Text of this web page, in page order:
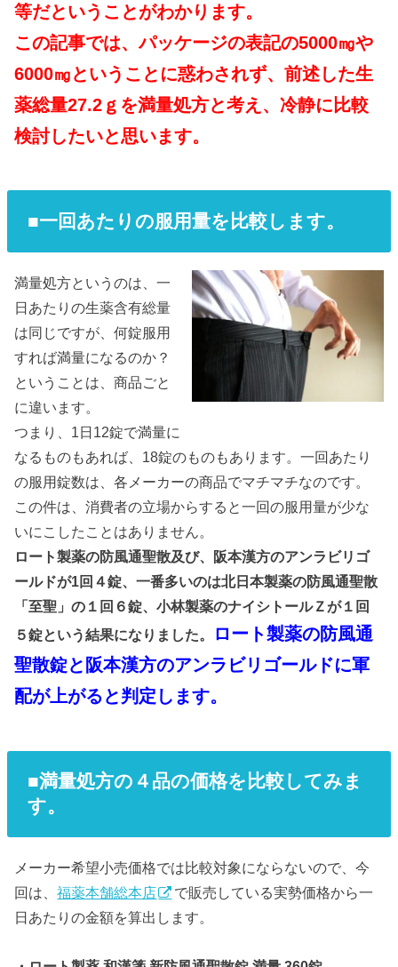
等だということがわかります。
この記事では、パッケージの表記の5000㎎や
6000㎎ということに惑わされず、前述した生
薬総量27.2ｇを満量処方と考え、冷静に比較
検討したいと思います。
■一回あたりの服用量を比較します。
満量処方というのは、一
日あたりの生薬含有総量
は同じですが、何錠服用
すれば満量になるのか？
ということは、商品ごと
に違います。
つまり、1日12錠で満量に
なるものもあれば、18錠のものもあります。一回あたり
の服用錠数は、各メーカーの商品でマチマチなのです。
この件は、消費者の立場からすると一回の服用量が少な
いにこしたことはありません。
ロート製薬の防風通聖散及び、阪本漢方のアンラビリゴ
ールドが1回４錠、一番多いのは北日本製薬の防風通聖散
「至聖」の１回６錠、小林製薬のナイシトールＺが１回
５錠という結果になりました。
ロート製薬の防風通
聖散錠と阪本漢方のアンラビリゴールドに軍
配が上がると判定します。
■満量処方の４品の価格を比較してみま
す。
メーカー希望小売価格では比較対象にならないので、今
回は、福薬本舗総本店
で販売している実勢価格から一
日あたりの金額を算出します。